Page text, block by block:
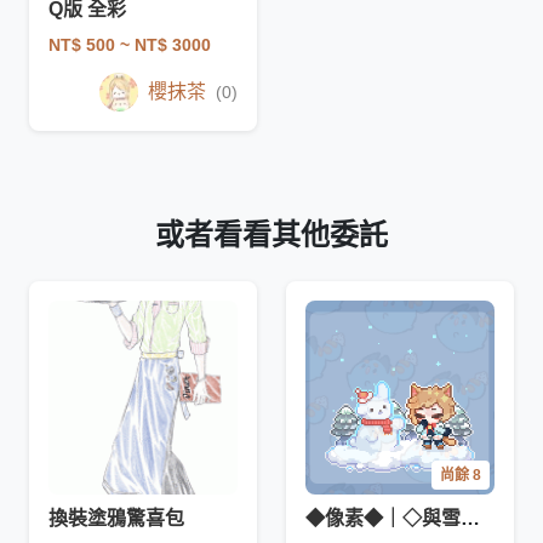
Q版 全彩
NT$ 500 ~ NT$ 3000
櫻抹茶 (0)
或者看看其他委託
換裝塗鴉驚喜包
尚餘 8
◆像素◆｜◇與雪人有約◇